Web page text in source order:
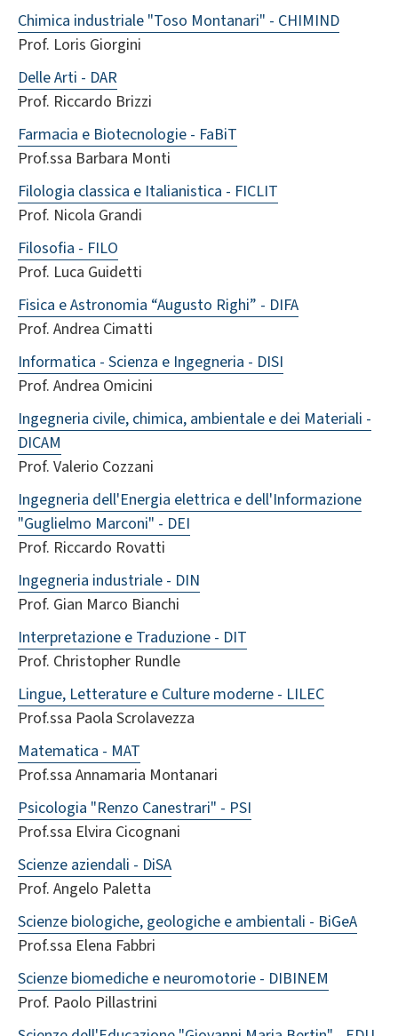
Chimica industriale "Toso Montanari" - CHIMIND
Prof. Loris Giorgini
Delle Arti - DAR
Prof. Riccardo Brizzi
Farmacia e Biotecnologie - FaBiT
Prof.ssa Barbara Monti
Filologia classica e Italianistica - FICLIT
Prof. Nicola Grandi
Filosofia - FILO
Prof. Luca Guidetti
Fisica e Astronomia “Augusto Righi” - DIFA
Prof. Andrea Cimatti
Informatica - Scienza e Ingegneria - DISI
Prof. Andrea Omicini
Ingegneria civile, chimica, ambientale e dei Materiali -
DICAM
Prof. Valerio Cozzani
Ingegneria dell'Energia elettrica e dell'Informazione
"Guglielmo Marconi" - DEI
Prof. Riccardo Rovatti
Ingegneria industriale - DIN
Prof. Gian Marco Bianchi
Interpretazione e Traduzione - DIT
Prof. Christopher Rundle
Lingue, Letterature e Culture moderne - LILEC
Prof.ssa Paola Scrolavezza
Matematica - MAT
Prof.ssa Annamaria Montanari
Psicologia "Renzo Canestrari" - PSI
Prof.ssa Elvira Cicognani
Scienze aziendali - DiSA
Prof. Angelo Paletta
Scienze biologiche, geologiche e ambientali - BiGeA
Prof.ssa Elena Fabbri
Scienze biomediche e neuromotorie - DIBINEM
Prof. Paolo Pillastrini